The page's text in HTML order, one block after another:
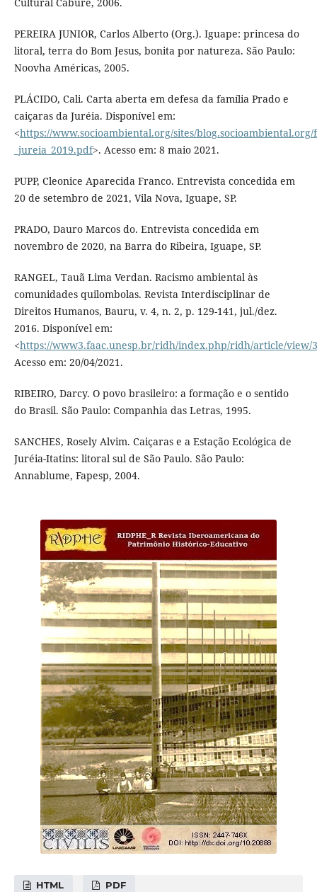
PEREIRA JUNIOR, Carlos Alberto (Org.). Iguape: princesa do
litoral, terra do Bom Jesus, bonita por natureza. São Paulo:
Noovha Américas, 2005.
PLÁCIDO, Cali. Carta aberta em defesa da família Prado e
caiçaras da Juréia. Disponível em:
<https://www.socioambiental.org/sites/
_jureia_2019.pdf>. Acesso em: 8 maio 2021.
PUPP, Cleonice Aparecida Franco. Entrevista concedida em
20 de setembro de 2021, Vila Nova, Iguape, SP.
PRADO, Dauro Marcos do. Entrevista concedida em
novembro de 2020, na Barra do Ribeira, Iguape, SP.
RANGEL, Tauã Lima Verdan. Racismo ambiental às
comunidades quilombolas. Revista Interdisciplinar de
Direitos Humanos, Bauru, v. 4, n. 2, p. 129-141, jul./dez.
2016. Disponível em:
<https://www3.faac.unesp.br/ridh/index.php/ridh/article/view/
Acesso em: 20/04/2021.
RIBEIRO, Darcy. O povo brasileiro: a formação e o sentido
do Brasil. São Paulo: Companhia das Letras, 1995.
SANCHES, Rosely Alvim. Caiçaras e a Estação Ecológica de
Juréia-Itatins: litoral sul de São Paulo. São Paulo:
Annablume, Fapesp, 2004.
HTML PDF